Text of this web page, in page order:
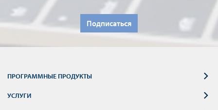
Подписаться
ПРОГРАММНЫЕ ПРОДУКТЫ
УСЛУГИ